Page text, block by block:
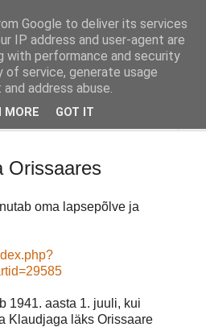
Toimkond
ajaloohuviliste vaba ühendus.
Orissaares
oma lapsepõlve ja
1941. aasta 1. juuli, kui
Klaudjaga läks Orissaare
Google to deliver its services
IP address and user-agent are
with performance and security
service, generate usage
address abuse.
MORE GOT IT